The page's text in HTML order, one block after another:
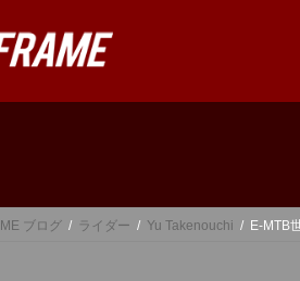
ブログ ライダー Yu Takenouchi E-MTB